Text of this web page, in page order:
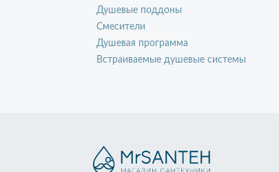
Душевые поддоны
Смесители
Душевая программа
Встраиваемые душевые системы